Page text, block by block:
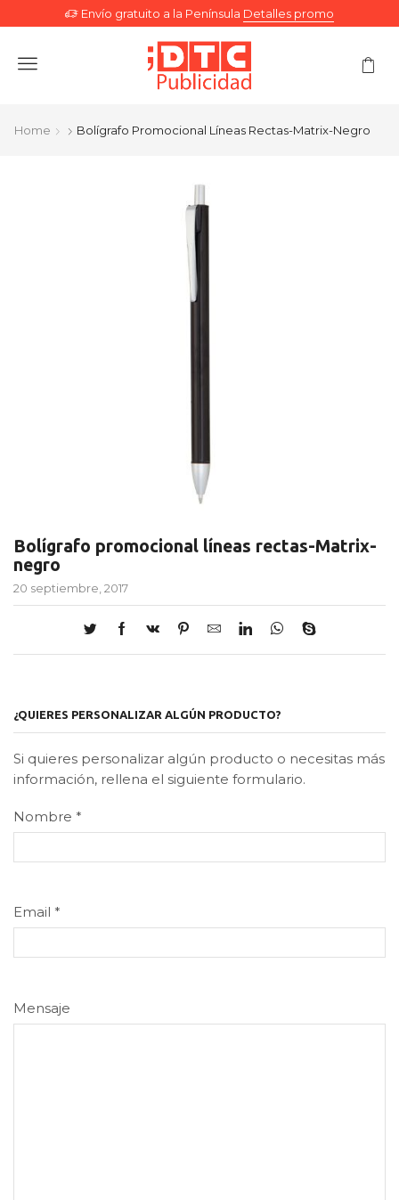
Envío gratuito a la Península Detalles promo
Menu
Home Bolígrafo Promocional Líneas Rectas-Matrix-Negro
Bolígrafo promocional líneas rectas-Matrix-
negro
20 septiembre, 2017
¿QUIERES PERSONALIZAR ALGÚN PRODUCTO?
Si quieres personalizar algún producto o necesitas más
información, rellena el siguiente formulario.
Nombre *
Email *
Mensaje